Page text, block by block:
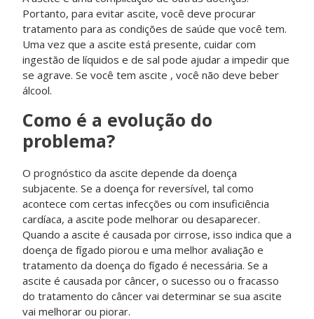
Portanto, para evitar ascite, você deve procurar
tratamento para as condições de saúde que você tem.
Uma vez que a ascite está presente, cuidar com
ingestão de líquidos e de sal pode ajudar a impedir que
se agrave. Se você tem ascite , você não deve beber
álcool.
Como é a evolução do
problema?
O prognóstico da ascite depende da doença
subjacente. Se a doença for reversível, tal como
acontece com certas infecções ou com insuficiência
cardíaca, a ascite pode melhorar ou desaparecer.
Quando a ascite é causada por cirrose, isso indica que a
doença de fígado piorou e uma melhor avaliação e
tratamento da doença do fígado é necessária. Se a
ascite é causada por câncer, o sucesso ou o fracasso
do tratamento do câncer vai determinar se sua ascite
vai melhorar ou piorar.